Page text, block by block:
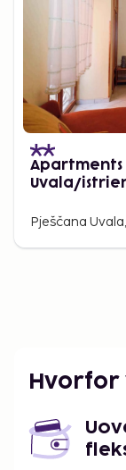
Apartments
Uvala/istrien
Pješčana
Hvorfor